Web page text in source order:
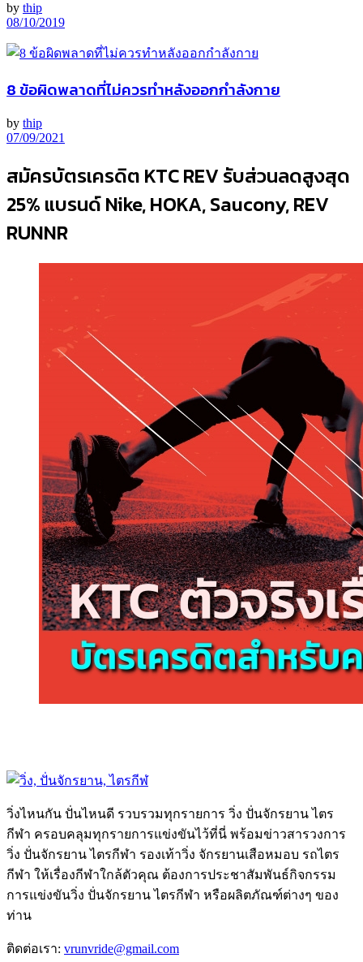
by thip
08/10/2019
8 ข้อผิดพลาดที่ไม่ควรทำหลังออกกำลังกาย
by thip
07/09/2021
สมัครบัตรเครดิต KTC REV รับส่วนลดสูงสุด
25% แบรนด์ Nike, HOKA, Saucony, REV
RUNNR
วิ่งไหนกัน ปั่นไหนดี รวบรวมทุกรายการ วิ่ง ปั่นจักรยาน ไตร
กีฬา ครอบคลุมทุกรายการแข่งขันไว้ที่นี่ พร้อมข่าวสารวงการ
วิ่ง ปั่นจักรยาน ไตรกีฬา รองเท้าวิ่ง จักรยานเสือหมอบ รถไตร
กีฬา ให้เรื่องกีฬาใกล้ตัวคุณ ต้องการประชาสัมพันธ์กิจกรรม
การแข่งขันวิ่ง ปั่นจักรยาน ไตรกีฬา หรือผลิตภัณฑ์ต่างๆ ของ
ท่าน
ติดต่อเรา: vrunvride@gmail.com